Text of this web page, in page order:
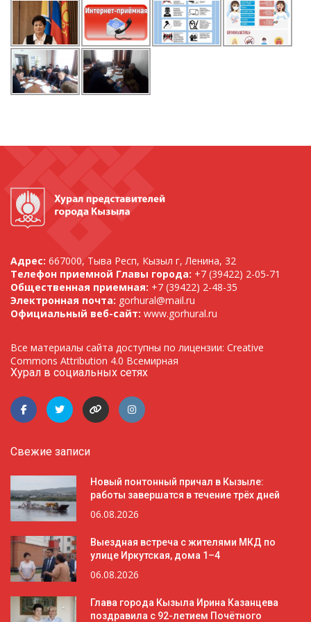
Адрес: 667000, Тыва Респ, Кызыл г, Ленина, 32
Телефон приемной Главы города: +7 (39422) 2-05-71
Общественная приемная: +7 (39422) 2-48-35
Электронная почта: gorhural@mail.ru
Официальный веб-сайт: www.gorhural.ru
Все материалы сайта доступны по лицензии: Creative
Commons Attribution 4.0 Всемирная
Хурал в социальных сетях
Свежие записи
Новый понтонный причал в Кызыле:
работы завершатся в течение трёх дней
06.08.2026
Выездная встреча с жителями МКД по
улице Иркутская, дома 1–4
06.08.2026
Глава города Кызыла Ирина Казанцева
поздравила с 92-летием Почётного